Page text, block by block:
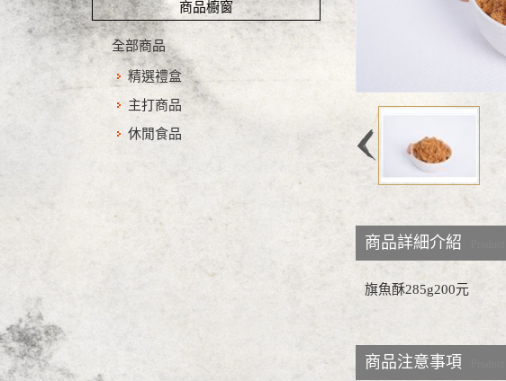
商品櫥窗
全部商品
精選禮盒
主打商品
休閒食品
商品詳細介紹
旗魚酥285g200元
商品注意事項